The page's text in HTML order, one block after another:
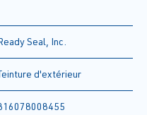
Seal, Inc.
d'extérieur